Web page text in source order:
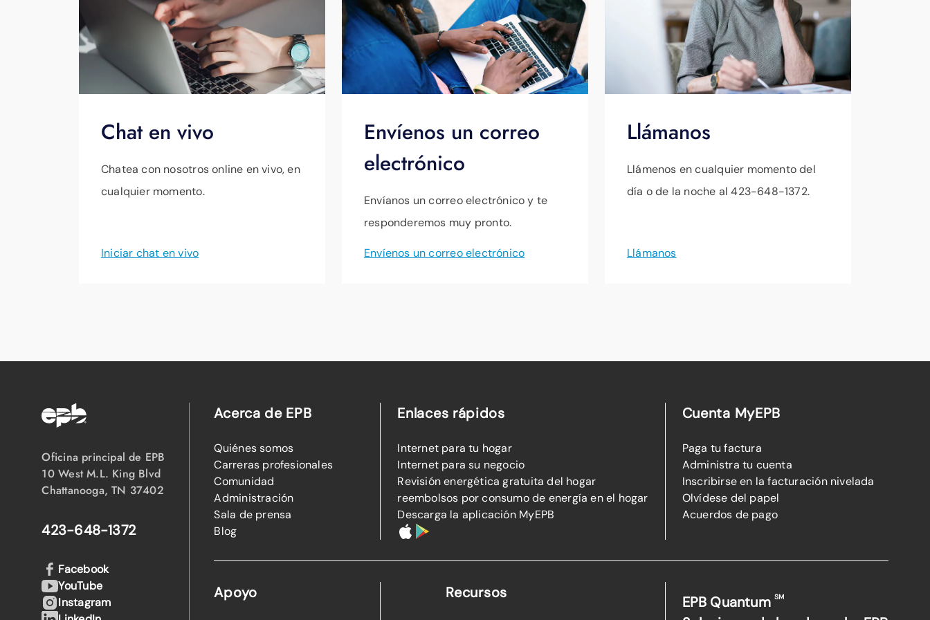
Chat en vivo
Chatea con nosotros online en vivo, en
cualquier momento.
Iniciar chat en vivo
Envíenos un correo
electrónico
Envíanos un correo electrónico y te
responderemos muy pronto.
Envíenos un correo electrónico
Llámanos
Llámenos en cualquier momento del
día o de la noche al 423-648-1372.
Llámanos
Oficina principal de EPB
10 West M.L. King Blvd
Chattanooga, TN 37402
423-648-1372
Acerca de EPB
Quiénes somos
Carreras profesionales
Comunidad
Administración
Sala de prensa
Blog
Enlaces rápidos
Internet para tu hogar
Internet para su negocio
Revisión energética gratuita del hogar
reembolsos por consumo de energía en el hogar
Descarga la aplicación MyEPB
Cuenta MyEPB
Paga tu factura
Administra tu cuenta
Inscribirse en la facturación nivelada
Olvídese del papel
Acuerdos de pago
Apoyo Recursos
EPB QuantumSM
Facebook
YouTube
Instagram